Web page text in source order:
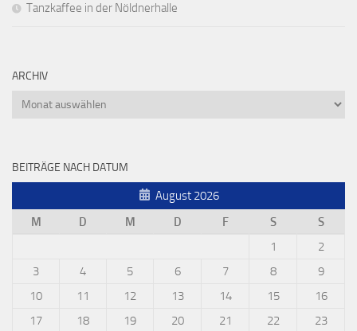
Tanzkaffee in der Nöldnerhalle
ARCHIV
Archiv
BEITRÄGE NACH DATUM
August 2026
M
D M D F S
S
1
2
3
4 5 6 7 8
9
10
11 12 13 14 15
16
17
18 19 20 21 22
23